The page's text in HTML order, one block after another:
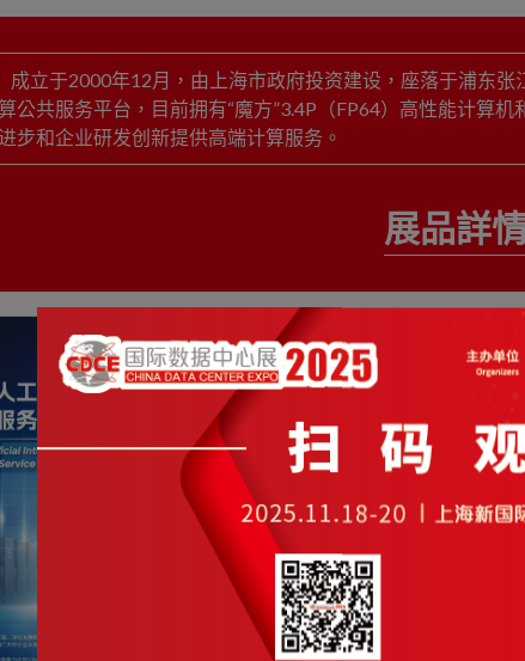
成立于2000年12月，由上海市政府投资建设，座落于浦东
公共服务平台，目前拥有“魔方”3.4P（FP64）高性能计算
步和企业研发创新提供高端计算服务。
展品詳
上海人工智能公共算力服务平台
上海市人工智能公共算力服务平台是贯彻落
举措，由上海超级计算中心负责建设和运
使用国产自研达芬奇架构人工智能算力，计